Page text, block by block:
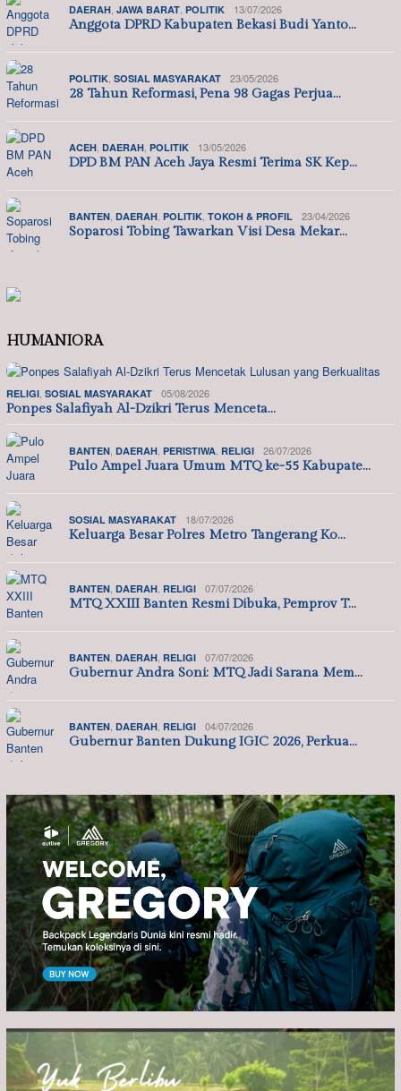
DAERAH JAWA BARAT POLITIK 13/07/2026
Anggota DPRD Kabupaten Bekasi Budi Yanto…
POLITIK SOSIAL MASYARAKAT 23/05/2026
28 Tahun Reformasi, Pena 98 Gagas Perjua…
ACEH DAERAH POLITIK 13/05/2026
DPD BM PAN Aceh Jaya Resmi Terima SK Kep…
BANTEN DAERAH POLITIK TOKOH & PROFIL 23/04/2026
Soparosi Tobing Tawarkan Visi Desa Mekar…
HUMANIORA
RELIGI, SOSIAL MASYARAKAT 05/08/2026
Ponpes Salafiyah Al-Dzikri Terus Menceta…
BANTEN, DAERAH, PERISTIWA, RELIGI 26/07/2026
Pulo Ampel Juara Umum MTQ ke-55 Kabupate…
SOSIAL MASYARAKAT 18/07/2026
Keluarga Besar Polres Metro Tangerang Ko…
BANTEN, DAERAH, RELIGI 07/07/2026
MTQ XXIII Banten Resmi Dibuka, Pemprov T…
BANTEN, DAERAH, RELIGI 07/07/2026
Gubernur Andra Soni: MTQ Jadi Sarana Mem…
BANTEN, DAERAH, RELIGI 04/07/2026
Gubernur Banten Dukung IGIC 2026, Perkua…